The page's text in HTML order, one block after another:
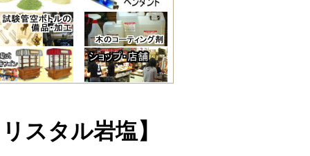
スタル岩塩】